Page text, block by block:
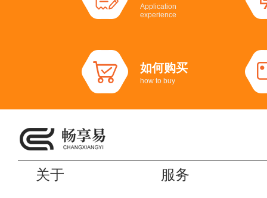
Application
experience
如何购买
how to buy
关于 服务